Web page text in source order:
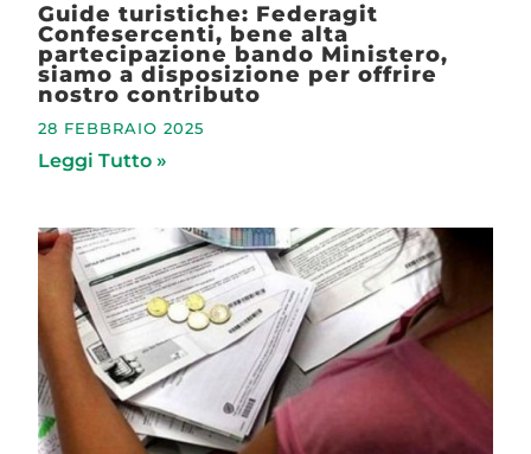
Guide turistiche: Federagit
Confesercenti, bene alta
partecipazione bando Ministero,
siamo a disposizione per offrire
nostro contributo
28 FEBBRAIO 2025
Leggi Tutto »